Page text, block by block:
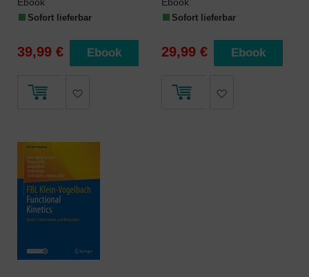
Sofort lieferbar
39,99 € Ebook
Sofort lieferbar
29,99 € Ebook